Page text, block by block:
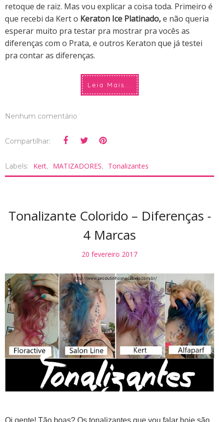
retoque de raiz. Mas vou explicar a coisa toda. Primeiro é
que recebi da Kert o Keraton Ice Platinado,e não queria
esperar muito pra testar pra mostrar pra vocês as
diferenças com o Prata, e outros Keraton que já testei
pra contar as diferenças.
Leia Mais...
Nenhum comentário
Compartilhar:
Labels: Kert, MATIZADORES, Tonalizantes
Tonalizante Colorido – Diferenças -
4 Marcas
20 fevereiro 2017